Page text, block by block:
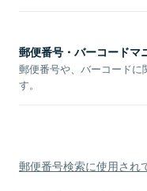
郵便番号・バーコードマ
郵便番号や、バーコードに
す。
郵便番号検索に使用され